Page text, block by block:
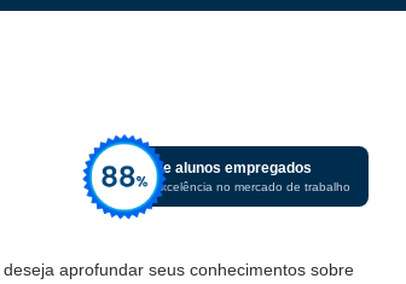
De alunos empregados
Excelência no mercado de trabalho
aprofundar seus conhecimentos sobre